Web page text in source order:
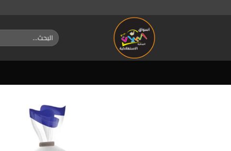
البحث
عن: